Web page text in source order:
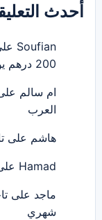
أحدث
Soufian
200 درهم يومي، أسبوعي، شهري
ام سالم
العرب
هاشم على
Hamad
ماجد على
شهري